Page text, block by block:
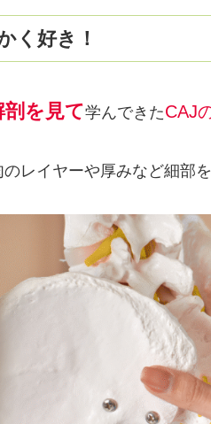
く好き！
を見て学んできたCAJ
レイヤーや厚みなど細部